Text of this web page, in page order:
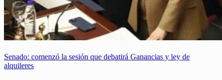
Senado: comenzó la sesión que debatirá Ganancias y ley de
alquileres